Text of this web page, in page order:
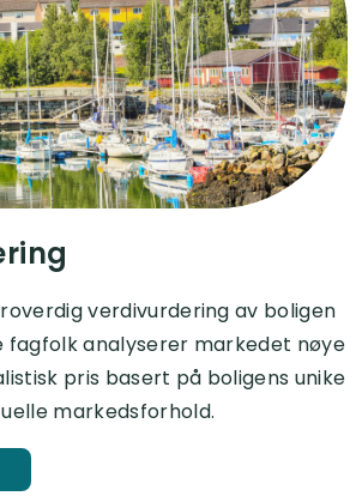
verdivurdering av boligen
fagfolk analyserer markedet nøye
pris basert på boligens unike
markedsforhold.